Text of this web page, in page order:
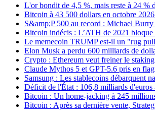
L'or bondit de 4,5 %, mais reste à 24 %
Bitcoin à 43 500 dollars en octobre
S&amp;P 500 au record : Michael Burry
Bitcoin indécis : L’ATH de 2021
Le memecoin TRUMP est-il un "rug
Elon Musk a perdu 600 milliards de
Crypto : Ethereum veut freiner le
Claude Mythos 5 et GPT-5.6 pris en
Samsung : Les stablecoins débarquent
Déficit de l'État : 106,8 milliards d'euros
Bitcoin : Un home-jacking à 245
Bitcoin : Après sa dernière vente,